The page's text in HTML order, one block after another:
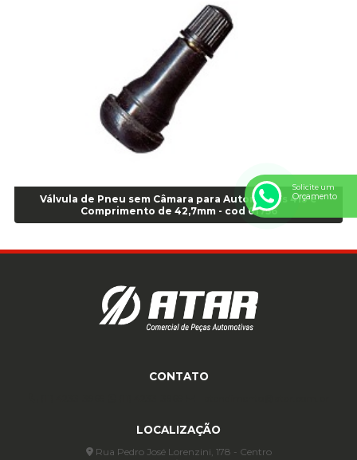
Anel Centralizador Peugeot 4pçs - Branco - Cod 01466
Anel Centralizador Renault 4pçs - Marrom - Cod 01467
Anel Centralizador Toyota 4pçs - Preto - Cod 01335
Anel Centralizador VW 4pçs - Laranja - Cod 00520
Anel de vedação Jumbo OR-224 TG - Cod: 03749
Anel de vedação Jumbo OR-449 Cod: 03752
Anel p/ montagem de pneu s/cam aro 22,5 - Cod 00166
Anel para Montagem do Pneu Sem Câmara Aro 24,5 - Cod 02935
Anel para Vedação OR 325 - Cod 03390
Anel para Vedação OR 325 Nacional -Cod 01768
Anel para Vedação OR 329 - Cod 01769
Anel para Vedação OR 335 Importado - Cod 01771
Anel para Vedação OR 339 - Cod 01772
Anel para Vedação OR 345 - Cod 01773
Automático para compressor 125 a 175 libras - Cod 02206
Válvula de Pneu sem Câmara para Automóveis 413 e
Comprimento de 42,7mm - cod 01756
CONTATO
LOCALIZAÇÃO
Rua Pedro José Lorenzini, 178 - Centro
Solicite um
Orçamento